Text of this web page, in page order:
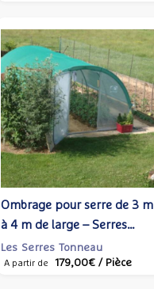
Ombrage pour serre de 3 m
à 4 m de large – Serres
Tonneau
Les Serres Tonneau
A partir de 179,00€ / Pièce